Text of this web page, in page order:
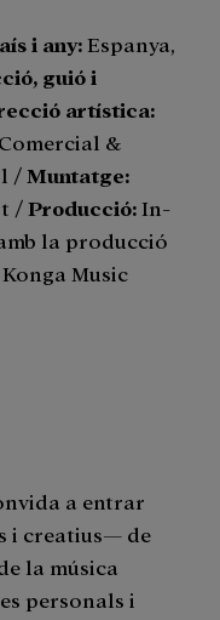
i any:Espanya,
guió i
artística:
&
/ Muntatge:
/Producció:In-
la producció
Music
a entrar
i creatius— de
la música
personals i